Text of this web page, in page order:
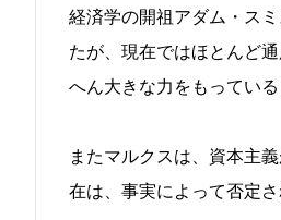
経済学の開祖アダム・ス
たが、現在ではほとんど
へん大きな力をもってい
またマルクスは、資本主
在は、事実によって否定さ